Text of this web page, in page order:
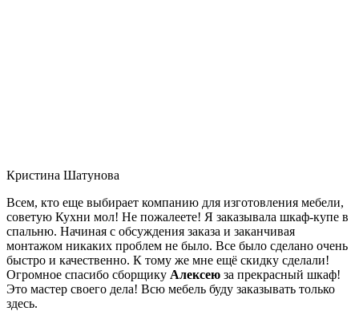
Кристина Шатунова
Всем, кто еще выбирает компанию для изготовления мебели,
советую Кухни мол! Не пожалеете! Я заказывала шкаф-купе в
спальню. Начиная с обсуждения заказа и заканчивая
монтажом никаких проблем не было. Все было сделано очень
быстро и качественно. К тому же мне ещё скидку сделали!
Огромное спасибо сборщику Алексею за прекрасный шкаф!
Это мастер своего дела! Всю мебель буду заказывать только
здесь.